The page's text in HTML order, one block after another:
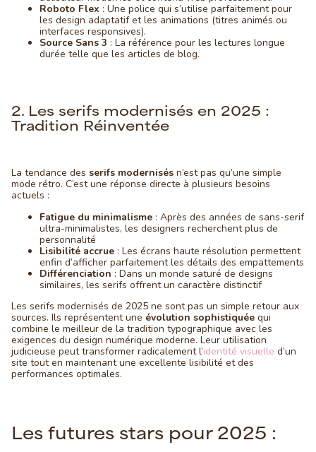
Roboto Flex : Une police qui s’utilise parfaitement pour
les design adaptatif et les animations (titres animés ou
interfaces responsives).
Source Sans 3 : La référence pour les lectures longue
durée telle que les articles de blog.
2. Les serifs modernisés en 2025 :
Tradition Réinventée
La tendance des serifs modernisés n’est pas qu’une simple
mode rétro. C’est une réponse directe à plusieurs besoins
actuels :
Fatigue du minimalisme : Après des années de sans-serif
ultra-minimalistes, les designers recherchent plus de
personnalité
Lisibilité accrue : Les écrans haute résolution permettent
enfin d’afficher parfaitement les détails des empattements
Différenciation : Dans un monde saturé de designs
similaires, les serifs offrent un caractère distinctif
Les serifs modernisés de 2025 ne sont pas un simple retour aux
sources. Ils représentent une évolution sophistiquée qui
combine le meilleur de la tradition typographique avec les
exigences du design numérique moderne. Leur utilisation
judicieuse peut transformer radicalement l’identité visuelle d’un
site tout en maintenant une excellente lisibilité et des
performances optimales.
Les futures stars pour 2025 :